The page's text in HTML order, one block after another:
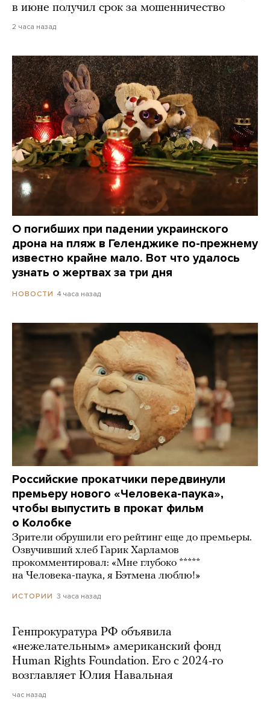
в июне получил срок за мошенничество
2 часа назад
О погибших при падении украинского
дрона на пляж в Геленджике по-прежнему
известно крайне мало. Вот что удалось
узнать о жертвах за три дня
НОВОСТИ 4 часа назад
Российские прокатчики передвинули
премьеру нового «Человека-паука»,
чтобы выпустить в прокат фильм
о Колобке
Зрители обрушили его рейтинг еще до премьеры.
Озвучивший хлеб Гарик Харламов
прокомментировал: «Мне глубоко *****
на Человека-паука, я Бэтмена люблю!»
ИСТОРИИ 3 часа назад
Генпрокуратура РФ объявила
«нежелательным» американский фонд
Human Rights Foundation. Его с 2024-го
возглавляет Юлия Навальная
час назад